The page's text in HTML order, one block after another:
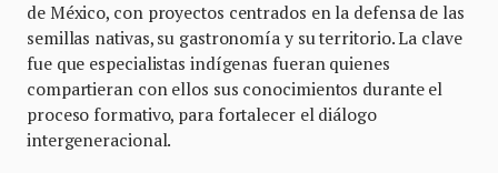
de México, con proyectos centrados en la defensa de las
semillas nativas, su gastronomía y su territorio. La clave
fue que especialistas indígenas fueran quienes
compartieran con ellos sus conocimientos durante el
proceso formativo, para fortalecer el diálogo
intergeneracional.